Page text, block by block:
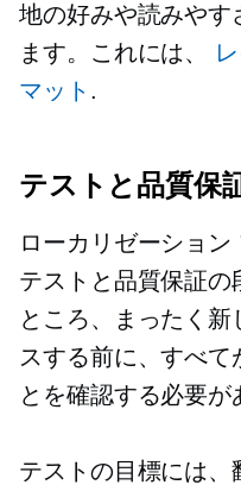
地の好みや読みやす
ます。これには、
マット .
テストと品質保
ローカリゼーション
テストと品質保証
ところ、まったく
スする前に、すべて
とを確認する必要が
テストの目標には、